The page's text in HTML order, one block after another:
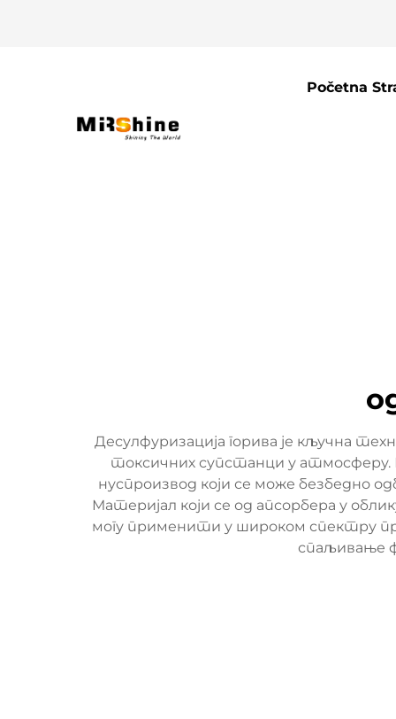
Početna
Десулфуризација горива је кључна
токсичних супстанци у атмосферу.
нуспроизвод који се може безбедно
Материјал који се од апсорбера у
могу применити у широком спектру
спаљивање